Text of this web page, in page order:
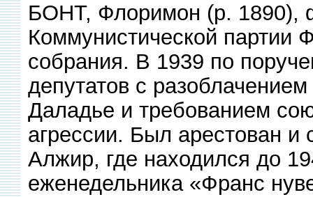
БОНТ, Флоримон (р. 1890),
Коммунистической партии
собрания. В 1939 по
депутатов с
Даладье и требованием
агрессии. Был арестован
Алжир, где находился до
еженедельника «Франс